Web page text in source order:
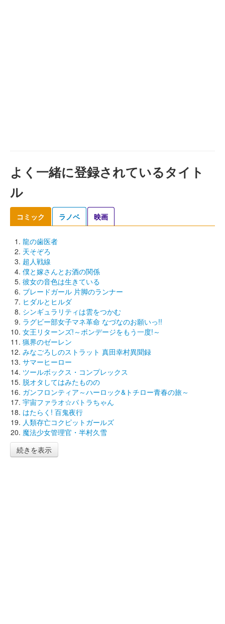
よく一緒に登録されているタイト
ル
コミック ラノベ 映画
龍の歯医者
天そぞろ
超人戦線
僕と嫁さんとお酒の関係
彼女の音色は生きている
ブレードガール 片脚のランナー
ヒダルとヒルダ
シンギュラリティは雲をつかむ
ラグビー部女子マネ革命 なづなのお願いっ!!
女王リターンズ!～ボンデージをもう一度!～
猟界のゼーレン
みなごろしのストラット 真田幸村異聞録
サマーヒーロー
ツールボックス・コンプレックス
脱オタしてはみたものの
ガンフロンティア～ハーロック&トチロー青春の旅～
宇宙ファラオ☆パトラちゃん
はたらく! 百鬼夜行
人類存亡コクピットガールズ
魔法少女管理官・半村久雪
続きを表示